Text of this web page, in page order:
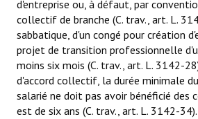
d'entreprise ou, à défaut, par
collectif de branche (C. trav., art. L.
sabbatique, d'un congé pour création
projet de transition professionnelle
moins six mois (C. trav., art. L. 3142-
d'accord collectif, la durée minimale
salarié ne doit pas avoir bénéficié des
est de six ans (C. trav., art. L. 3142-34).